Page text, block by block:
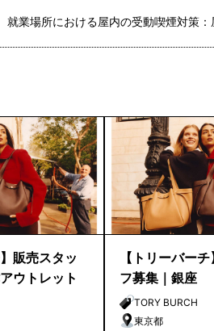
就業場所における屋内の受動喫煙対策
販売スタッ
ウトレット
【トリーバー
フ募集｜銀座
TORY BURCH
東京都